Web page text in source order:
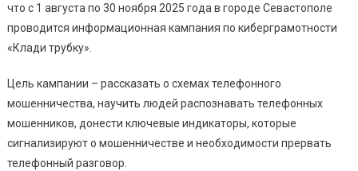
что с 1 августа по 30 ноября 2025 года в городе Севастополе
проводится информационная кампания по киберграмотности
«Клади трубку».
Цель кампании – рассказать о схемах телефонного
мошенничества, научить людей распознавать телефонных
мошенников, донести ключевые индикаторы, которые
сигнализируют о мошенничестве и необходимости прервать
телефонный разговор.